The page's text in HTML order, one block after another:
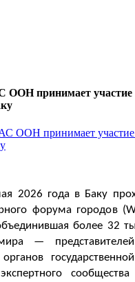
ООН принимает
2026 года в Баку
форума городов
более 32
—